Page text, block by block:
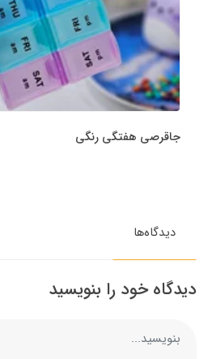
جاقرصی هفتگی رنگی
دیدگاه‌ها
دیدگاه خود را بنویسید